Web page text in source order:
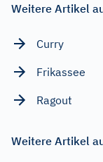
Weitere Artikel
Curry
Frikassee
Ragout
Weitere Artikel